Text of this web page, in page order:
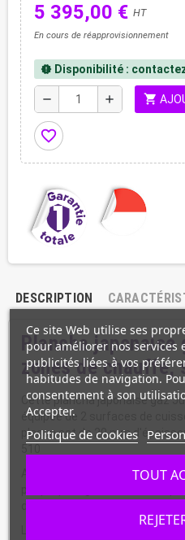
5 395,00 € HT
En cours de réapprovisionnement
new_releases Disponibilité :
remove add shopping_cart
favorite_border
DESCRIPTION
Plancha japonaise
zones de chauffe,
Cette plancha japonaise gaz
équipée de 2 surfaces de
plaque est de 20 mm
Appareil à chauffe rapide
La température est réglable
Ce site Web utilise ses
pour améliorer nos services
publicités liées à vos
habitudes de navigation.
consentement à son
Accepter.
Politique de cookies
TOUT